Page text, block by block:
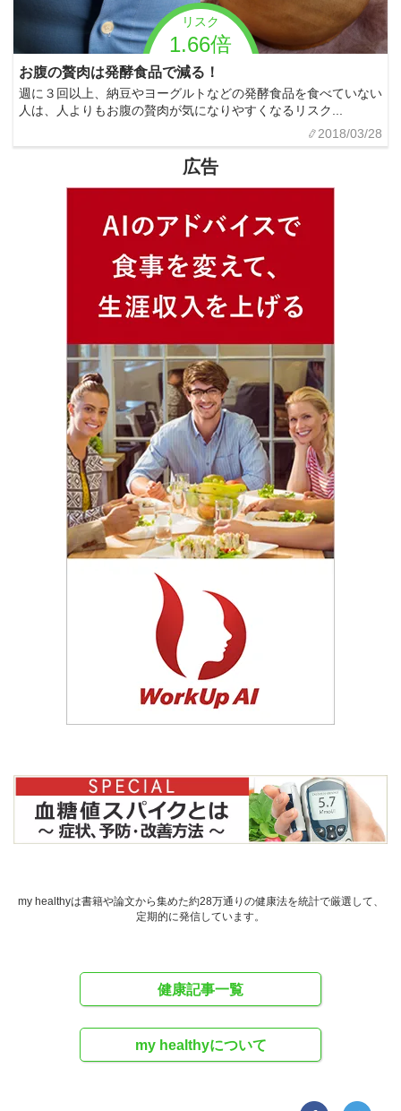
リスク
1.66倍
お腹の贅肉は発酵食品で減る！
週に３回以上、納豆やヨーグルトなどの発酵食品を食べていない
人は、人よりもお腹の贅肉が気になりやすくなるリスク...
2018/03/28
広告
my healthyは書籍や論文から集めた約28万通りの健康法を統計で厳選して、
定期的に発信しています。
健康記事一覧
my healthyについて